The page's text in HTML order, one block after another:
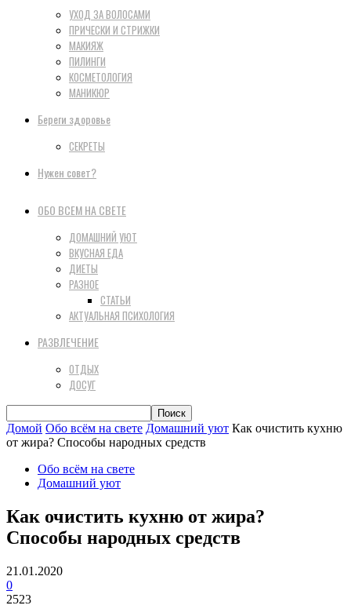
УХОД ЗА ВОЛОСАМИ
ПРИЧЕСКИ И СТРИЖКИ
МАКИЯЖ
ПИЛИНГИ
КОСМЕТОЛОГИЯ
МАНИКЮР
Береги здоровье
СЕКРЕТЫ
Нужен совет?
ОБО ВСЕМ НА СВЕТЕ
ДОМАШНИЙ УЮТ
ВКУСНАЯ ЕДА
ДИЕТЫ
РАЗНОЕ
СТАТЬИ
АКТУАЛЬНАЯ ПСИХОЛОГИЯ
РАЗВЛЕЧЕНИЕ
ОТДЫХ
ДОСУГ
Домой Обо всём на свете Домашний уют Как очистить кухню
от жира? Способы народных средств
Обо всём на свете
Домашний уют
Как очистить кухню от жира?
Способы народных средств
21.01.2020
0
2523